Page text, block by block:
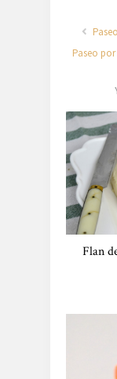
Paseo
Flan